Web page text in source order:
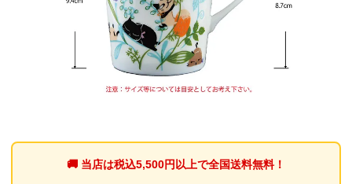
🚚 当店は税込5,500円以上で全国送料無料！